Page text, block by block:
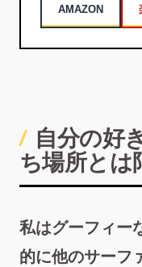
AMAZON
自分の好
ち場所とは
私はグーフィー
的に他のサーフ